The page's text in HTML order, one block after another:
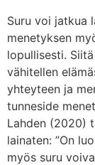
Suru voi jatkua
menetyksen
lopullisesti.
vähitellen
yhteyteen ja
tunneside
Lahden (2020)
lainaten: ”On
myös suru